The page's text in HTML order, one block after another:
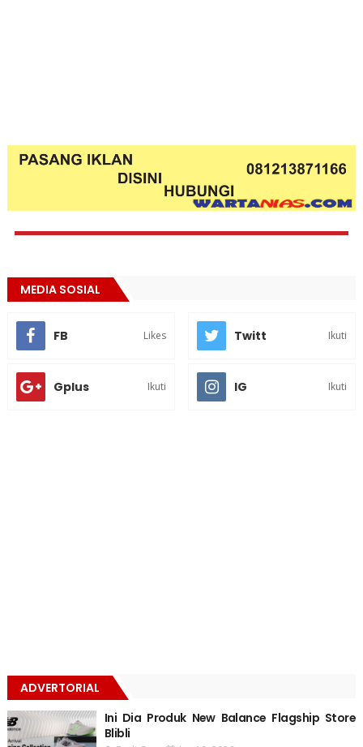
MEDIA SOSIAL
FB Likes Twitt Ikuti
Gplus Ikuti IG Ikuti
ADVERTORIAL
Ini Dia Produk New Balance Flagship Store
Blibli